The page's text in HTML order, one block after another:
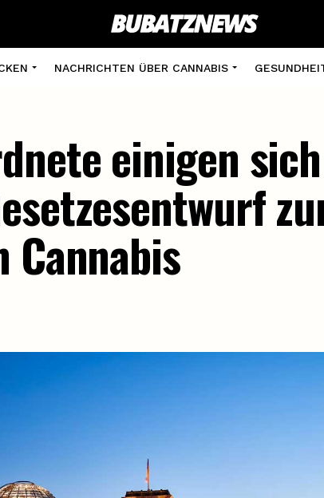
NACHRICHTEN ÜBER CANNABIS
einigen
Cannabis